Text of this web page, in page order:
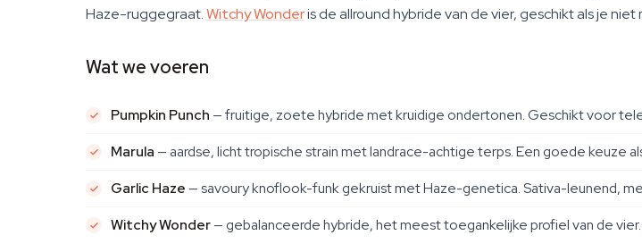
Haze-ruggegraat.Witchy Wonderis de allround hybride van de vier, geschikt als je
Wat we voeren
Pumpkin Punch — fruitige, zoete hybride met kruidige ondertonen. Geschikt voor
Marula — aardse, licht tropische strain met landrace-achtige terps. Een goede keuze
Garlic Haze — savoury knoflook-funk gekruist met Haze-genetica. Sativa-leunend,
Witchy Wonder— gebalanceerde hybride, het meest toegankelijke profiel van de